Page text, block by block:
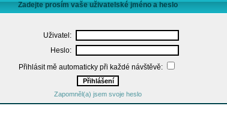
Zadejte prosím vaše uživatelské jméno a heslo
Uživatel:
Heslo:
Přihlásit mě automaticky při každé návštěvě:
Zapomněl(a) jsem svoje heslo